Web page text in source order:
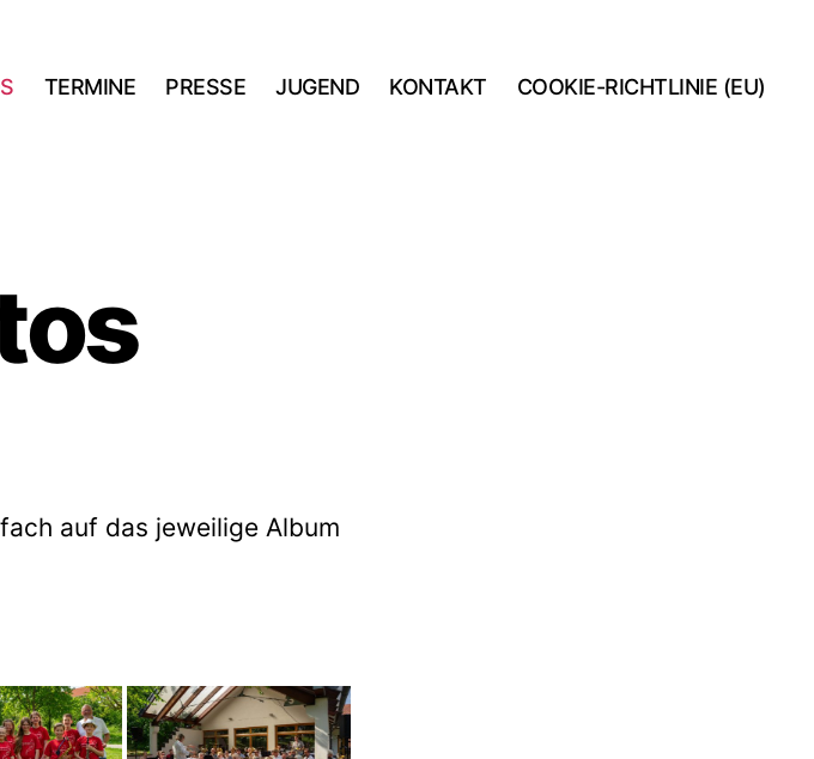
TERMINE PRESSE JUGEND KONTAKT COOKIE-RICHTLINIE (EU)
auf das jeweilige Album